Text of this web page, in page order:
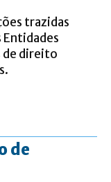
trazidas
Entidades
de direito
de